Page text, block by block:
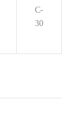
C-
30